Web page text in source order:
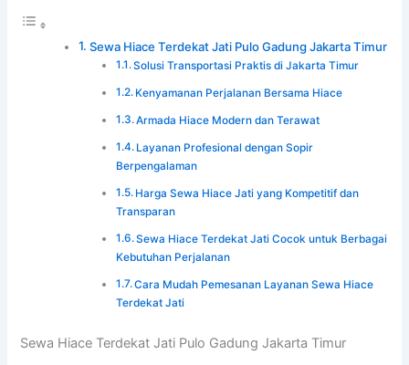
Sewa Hiace Terdekat Jati Pulo Gadung Jakarta Timur
Solusi Transportasi Praktis di Jakarta Timur
Kenyamanan Perjalanan Bersama Hiace
Armada Hiace Modern dan Terawat
Layanan Profesional dengan Sopir
Berpengalaman
Harga Sewa Hiace Jati yang Kompetitif dan
Transparan
Sewa Hiace Terdekat Jati Cocok untuk Berbagai
Kebutuhan Perjalanan
Cara Mudah Pemesanan Layanan Sewa Hiace
Terdekat Jati
Sewa Hiace Terdekat Jati Pulo Gadung Jakarta Timur